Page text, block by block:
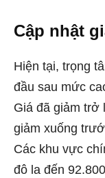
Cập nhật
Hiện tại, trọng
đầu sau mức
Giá đã giảm trở
giảm xuống
Các khu vực
đô la đến